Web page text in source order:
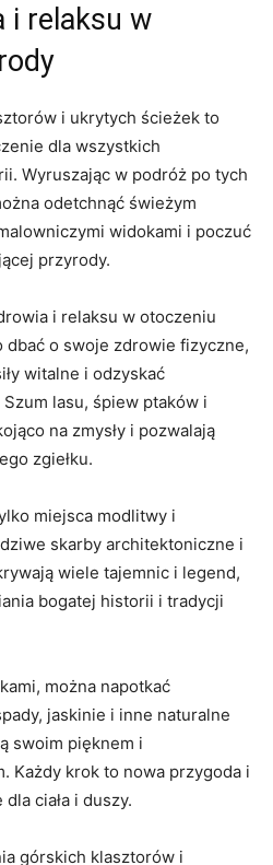
i relaksu w
i ukrytych ścieżek to
dla wszystkich
Wyruszając ⁣w podróż po tych
odetchnąć świeżym
widokami i poczuć
przyrody.
i relaksu w otoczeniu
dbać o swoje zdrowie fizyczne,
witalne‍ i odzyskać‌
lasu, śpiew ptaków i
na zmysły i pozwalają
‍zgiełku.
miejsca modlitwy‌ i
skarby architektoniczne i
wiele tajemnic i legend,
bogatej‌ historii ⁤i tradycji
można napotkać
jaskinie i inne naturalne
swoim pięknem i
Każdy krok to nowa przygoda i
ciała i duszy.
górskich klasztorów⁢ i